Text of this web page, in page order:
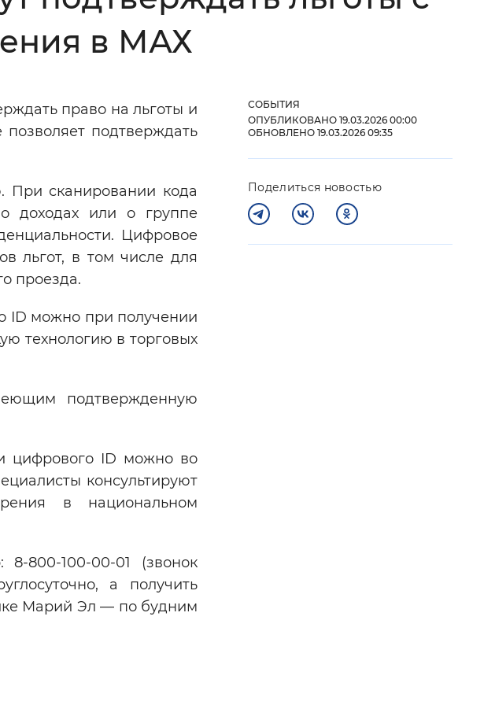
Закрыть
в МАХ
право на льготы и
подтверждать
При сканировании кода
доходах или о группе
Цифровое
льгот, в том числе для
проезда.
ID можно при получении
технологию в торговых
подтвержденную
цифрового ID можно во
консультируют
в национальном
800-100-00-01 (звонок
а получить
Марий Эл — по будним
СОБЫТИЯ
ОПУБЛИКОВАНО 19.03.2026 00:00
ОБНОВЛЕНО 19.03.2026 09:35
Поделиться новостью